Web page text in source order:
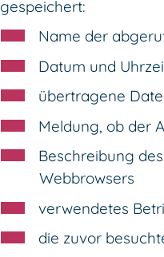
gespeichert:
Name der
Datum und
übertragene
Meldung, ob der
Beschreibung
Webbrowsers
verwendetes
die zuvor